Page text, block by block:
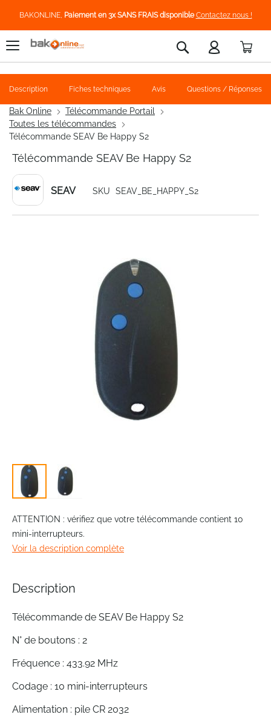
BAKONLINE, Paiement en 3x SANS FRAIS disponible Contactez nous !
Rechercher
Bak Online
Télécommande Portail
Toutes les télécommandes
Télécommande SEAV Be Happy S2
Télécommande SEAV Be Happy S2
SEAV SKU SEAV_BE_HAPPY_S2
to
the
of
gallery
ATTENTION : vérifiez que votre télécommande contient 10
mini-interrupteurs.
Voir la description complète
Description Fiches techniques Avis Questions / Réponses
Description
Télécommande de SEAV Be Happy S2
N° de boutons : 2
Fréquence : 433.92 MHz
Codage : 10 mini-interrupteurs
Alimentation : pile CR 2032